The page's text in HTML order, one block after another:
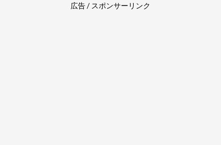
広告 / スポンサーリンク